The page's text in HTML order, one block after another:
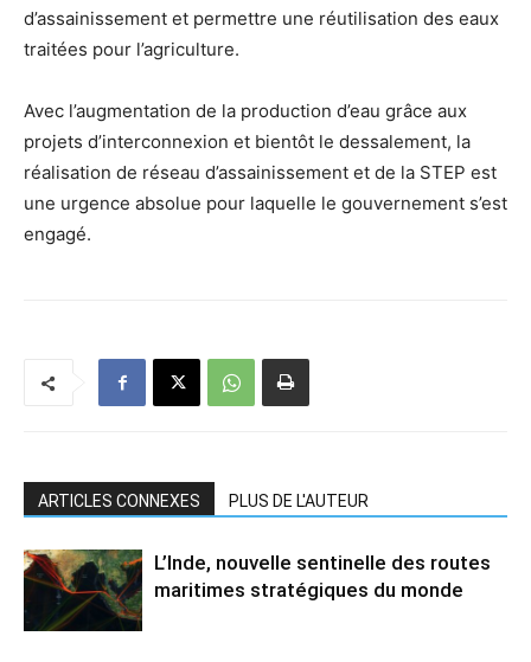
d’assainissement et permettre une réutilisation des eaux
traitées pour l’agriculture.
Avec l’augmentation de la production d’eau grâce aux
projets d’interconnexion et bientôt le dessalement, la
réalisation de réseau d’assainissement et de la STEP est
une urgence absolue pour laquelle le gouvernement s’est
engagé.
ARTICLES CONNEXES PLUS DE L'AUTEUR
L’Inde, nouvelle sentinelle des routes
maritimes stratégiques du monde